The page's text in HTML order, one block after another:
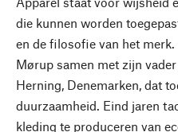
die kunnen worden
en de filosofie van het
Mørup samen met zijn
Herning, Denemarken, dat
duurzaamheid. Eind jaren
kleding te produceren van